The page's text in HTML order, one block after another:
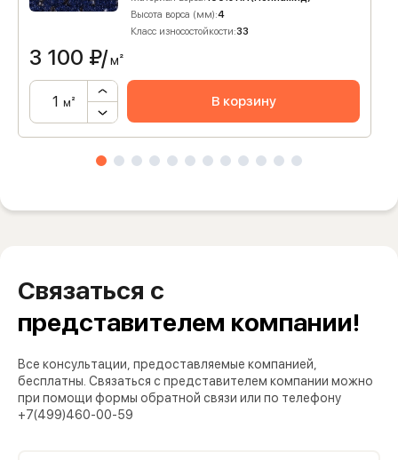
Высота ворса (мм):4
Класс износостойкости:33
3 100 ₽/м²
м² В корзину
Связаться с
представителем компании!
Все консультации, предоставляемые компанией,
бесплатны. Связаться с представителем компании можно
при помощи формы обратной связи или по телефону
+7(499)460-00-59